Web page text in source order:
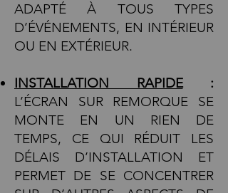
ADAPTÉ À TOUS TYPES
D’ÉVÉNEMENTS, EN INTÉRIEUR
OU EN EXTÉRIEUR.
INSTALLATION RAPIDE:
L’ÉCRAN SUR REMORQUE SE
MONTE EN UN RIEN DE
TEMPS, CE QUI RÉDUIT LES
DÉLAIS D’INSTALLATION ET
PERMET DE SE CONCENTRER